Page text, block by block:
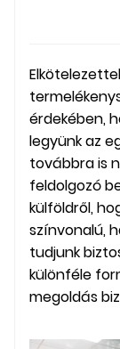
érdekében,
legyünk az
továbbra is
feldolgozó
külföldről,
színvonalú,
tudjunk
különféle
megoldás